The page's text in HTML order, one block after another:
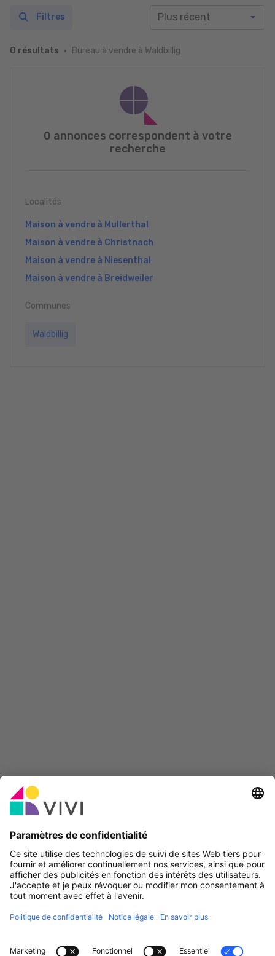
0 résultats Bureau à vendre à Waldbillig
Filtres
0 annonces correspondent à votre
recherche
Localités
Maison à vendre à Mullerthal
Maison à vendre à Christnach
Maison à vendre à Niesenthal
Maison à vendre à Breidweiler
Communes
Waldbillig